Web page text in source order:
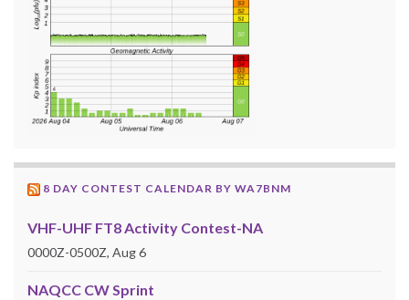
8 DAY CONTEST CALENDAR BY WA7BNM
VHF-UHF FT8 Activity Contest-NA
0000Z-0500Z, Aug 6
NAQCC CW Sprint